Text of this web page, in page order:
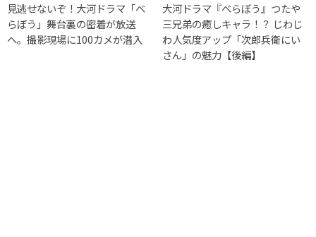
見逃せないぞ！大河ドラマ「べ
らぼう」舞台裏の密着が放送
へ。撮影現場に100カメが潜入
大河ドラマ『べらぼう』つたや
三兄弟の癒しキャラ！？ じわじ
わ人気度アップ「次郎兵衛にい
さん」の魅力【後編】